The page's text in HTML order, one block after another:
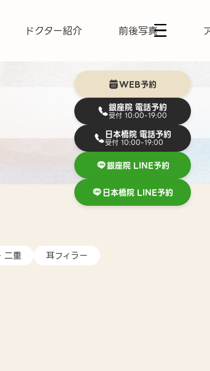
ドクター紹介 前後写真
WEB予約
銀座院 電話予約
受付 10:00-19:00
日本橋院 電話予約
受付 10:00-19:00
銀座院 LINE予約
日本橋院 LINE予約
二重
耳フィラー